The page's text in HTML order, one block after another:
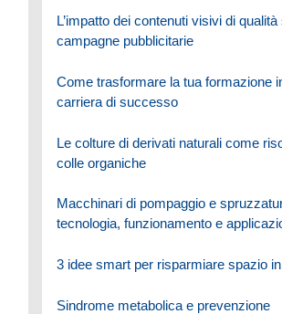
L’impatto dei contenuti visivi di qualità
campagne pubblicitarie
Come trasformare la tua formazione
carriera di successo
Le colture di derivati naturali come
colle organiche
Macchinari di pompaggio e
tecnologia, funzionamento e
3 idee smart per risparmiare spazio
Sindrome metabolica e prevenzione